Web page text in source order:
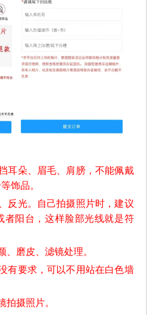
耳朵、眉毛、肩膀，不能佩戴
饰品。
反光。自己拍摄照片时，建议
者阳台，这样脸部光线就是符
、磨皮、滤镜处理。
有要求，可以不用站在白色墙
拍摄照片。